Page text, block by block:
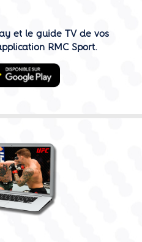
et le guide TV de vos
RMC Sport.